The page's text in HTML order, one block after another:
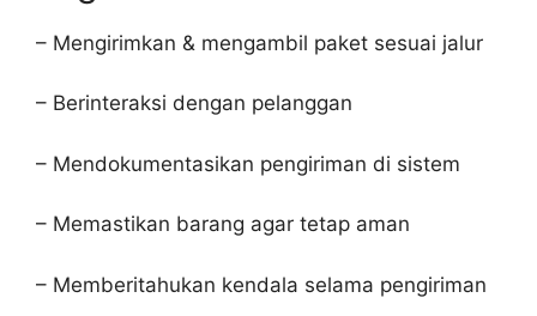
– Mengirimkan & mengambil paket sesuai jalur
– Berinteraksi dengan pelanggan
– Mendokumentasikan pengiriman di sistem
– Memastikan barang agar tetap aman
– Memberitahukan kendala selama pengiriman